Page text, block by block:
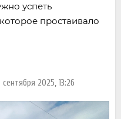
успеть
простаивало
сентября 2025, 13:26